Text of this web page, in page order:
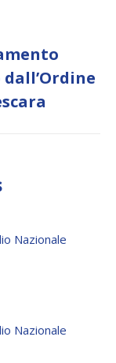
Nazionale
Nazionale